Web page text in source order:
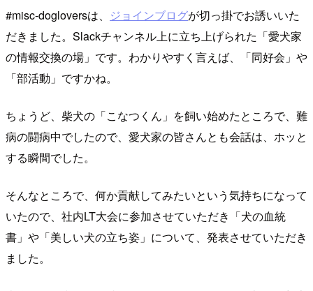
#misc-dogloversは、 ジョインブログが切っ掛でお誘いいた
だきました。Slackチャンネル上に立ち上げられた「愛犬家
の情報交換の場」です。わかりやすく言えば、「同好会」や
「部活動」ですかね。
ちょうど、柴犬の「こなつくん」を飼い始めたところで、難
病の闘病中でしたので、愛犬家の皆さんとも会話は、ホッと
する瞬間でした。
そんなところで、何か貢献してみたいという気持ちになって
いたので、社内LT大会に参加させていただき「犬の血統
書」や「美しい犬の立ち姿」について、発表させていただき
ました。